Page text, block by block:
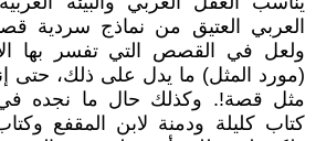
العربي العتيق من نماذج سردية
ولعل في القصص التي تفسر بها
(مورد المثل) ما يدل على ذلك، حتى
مثل قصة!. وكذلك حال ما نجده
كتاب كليلة ودمنة لابن المقفع